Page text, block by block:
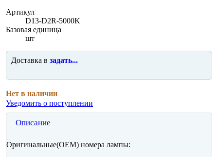
Артикул
D13-D2R-5000K
Базовая единица
шт
Доставка в задать...
Нет в наличии
Уведомить о поступлении
Описание
Оригинальные(OEM) номера лампы: